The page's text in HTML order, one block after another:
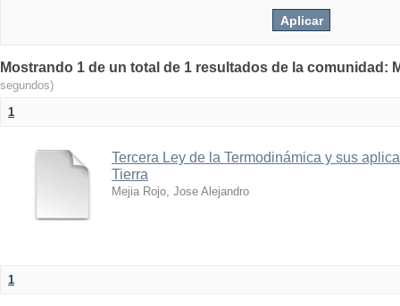
Mostrando 1 de un total de 1 resultados de la comunidad:
segundos)
1
Tercera Ley de la Termodinámica y sus
Tierra
Mejia Rojo, Jose Alejandro
1